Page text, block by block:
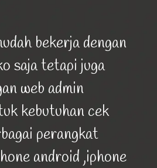
bekerja dengan
saja tetapi juga
web admin
kebutuhan cek
perangkat
android ,iphone